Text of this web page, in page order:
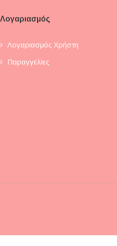
Λογαριασμός
Λογαριασμός Χρήστη
Παραγγελίες